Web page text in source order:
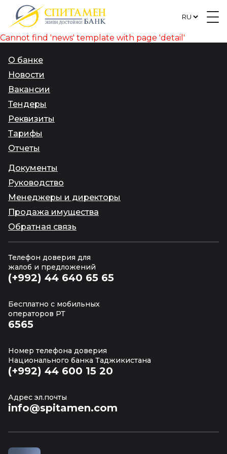
Cannot find 'news' template with page 'detail'
О банке
Новости
Вакансии
Тендеры
Реквизиты
Тарифы
Отчеты
Документы
Руководство
Менеджеры и директоры
Продажа имущества
Обратная связь
Телефон доверия для
жалоб и предложений
(+992) 44 640 65 65
Бесплатно с мобильных
операторов РТ
6565
Номер телефона доверия
Национального банка Таджикистана
(+992) 44 600 15 20
Адрес эл.почты
info@spitamen.com